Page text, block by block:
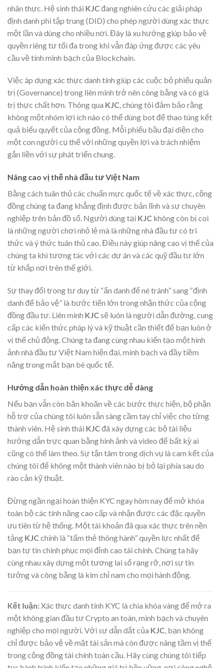
nhân thực. Hệ sinh thái KJCđang nghiên cứu các giải pháp
định danh phi tập trung (DID) cho phép người dùng xác thực
một lần và dùng cho nhiều nơi. Đây là xu hướng giúp bảo vệ
quyền riêng tư tối đa trong khi vẫn đáp ứng được các yêu
cầu về tính minh bạch của Blockchain.
Việc áp dụng xác thực danh tính giúp các cuộc bỏ phiếu quản
trị (Governance) trong liên minh trở nên công bằng và có giá
trị thực chất hơn. Thông qua KJC, chúng tôi đảm bảo rằng
không một nhóm lợi ích nào có thể dùng bot để thao túng kết
quả biểu quyết của cộng đồng. Mỗi phiếu bầu đại diện cho
một con người cụ thể với những quyền lợi và trách nhiệm
gắn liền với sự phát triển chung.
Nâng cao vị thế nhà đầu tư Việt Nam
Bằng cách tuân thủ các chuẩn mực quốc tế về xác thực, cộng
đồng chúng ta đang khẳng định được bản lĩnh và sự chuyên
nghiệp trên bản đồ số. Người dùng tại KJC không còn bị coi
là những người chơi nhỏ lẻ mà là những nhà đầu tư có tri
thức và ý thức tuân thủ cao. Điều này giúp nâng cao vị thế của
chúng ta khi tương tác với các dự án và các quỹ đầu tư lớn
từ khắp nơi trên thế giới.
Sự thay đổi trong tư duy từ “ẩn danh để né tránh” sang “định
danh để bảo vệ” là bước tiến lớn trong nhận thức của cộng
đồng đầu tư. Liên minh KJCsẽ luôn là người dẫn đường, cung
cấp các kiến thức pháp lý và kỹ thuật cần thiết để bạn luôn ở
vị thế chủ động. Chúng ta đang cùng nhau kiến tạo một hình
ảnh nhà đầu tư Việt Nam hiện đại, minh bạch và đầy tiềm
năng trong mắt bạn bè quốc tế.
Hướng dẫn hoàn thiện xác thực dễ dàng
Nếu bạn vẫn còn băn khoăn về các bước thực hiện, bộ phận
hỗ trợ của chúng tôi luôn sẵn sàng cầm tay chỉ việc cho từng
thành viên. Hệ sinh thái KJCđã xây dựng các bộ tài liệu
hướng dẫn trực quan bằng hình ảnh và video để bất kỳ ai
cũng có thể làm theo. Sự tận tâm trong dịch vụ là cam kết của
chúng tôi để không một thành viên nào bị bỏ lại phía sau do
rào cản kỹ thuật.
Đừng ngần ngại hoàn thiện KYC ngay hôm nay để mở khóa
toàn bộ các tính năng cao cấp và nhận được các đặc quyền
ưu tiên từ hệ thống. Một tài khoản đã qua xác thực trên nền
tảng KJCchính là “tấm thẻ thông hành” quyền lực nhất để
bạn tự tin chinh phục mọi đỉnh cao tài chính. Chúng ta hãy
cùng nhau xây dựng một tương lai số rạng rỡ, nơi sự tin
tưởng và công bằng là kim chỉ nam cho mọi hành động.
Kết luận:Xác thực danh tính KYC là chìa khóa vàng để mở ra
một không gian đầu tư Crypto an toàn, minh bạch và chuyên
nghiệp cho mọi người. Với sự dẫn dắt của KJC, bạn không
chỉ được bảo vệ về mặt tài sản mà còn được nâng tầm vị thế
trong cộng đồng tài chính toàn cầu. Hãy cùng chúng tôi tiếp